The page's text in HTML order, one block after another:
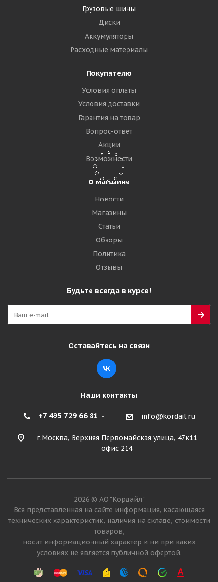
Подробнее
71 255₽
Подробнее
72 550₽
Подробнее
Грузовые шины
Диски
Аккумуляторы
Расходные материалы
Покупателю
Условия оплаты
Условия доставки
Гарантия на товар
Вопрос-ответ
Акции
Возможности
О магазине
Новости
Магазины
Статьи
Обзоры
Политика
Отзывы
Будьте всегда в курсе!
Оставайтесь на связи
Наши контакты
+7 495 729 66 81 info@kordail.ru
г.Москва, Верхняя Первомайская улица, 47к11
офис 214
2026 © АО "Кордайл"
Вся представленная на сайте информация, касающаяся
технических характеристик, наличия на складе, стоимости
товаров,
носит информационный характер и ни при каких
условиях не является публичной офертой.